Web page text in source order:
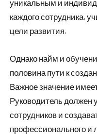
уникальным и
каждого сотрудника,
цели развития.
Однако найм и
половина пути к
Важное значение
Руководитель должен
сотрудников и
профессионального и